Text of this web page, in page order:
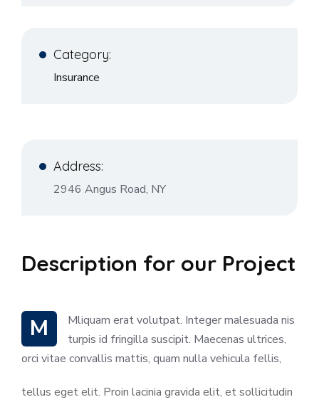
Category:
Insurance
Address:
2946 Angus Road, NY
Description for our Project
M Mliquam erat volutpat. Integer malesuada nis
turpis id fringilla suscipit. Maecenas ultrices,
orci vitae convallis mattis, quam nulla vehicula fellis,
tellus eget elit. Proin lacinia gravida elit, et sollicitudin